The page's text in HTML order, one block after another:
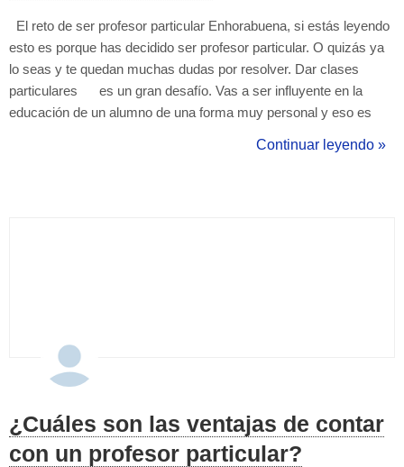
El reto de ser profesor particular Enhorabuena, si estás leyendo
esto es porque has decidido ser profesor particular. O quizás ya
lo seas y te quedan muchas dudas por resolver. Dar clases
particulares es un gran desafío. Vas a ser influyente en la
educación de un alumno de una forma muy personal y eso es
Continuar leyendo »
¿Cuáles son las ventajas de contar
con un profesor particular?